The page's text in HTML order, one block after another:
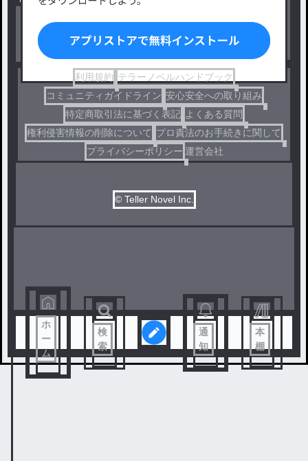
コメディ
利用規約 テラーノベルハンドブック
コミュニティガイドライン 安心安全への取り組み
特定商取引法に基づく表記 よくある質問
権利侵害情報の削除について プロ責法のお手続きに関して
プライバシーポリシー 運営会社
© Teller Novel Inc.
ホ
ー
ム
検
索
通
知
本
棚